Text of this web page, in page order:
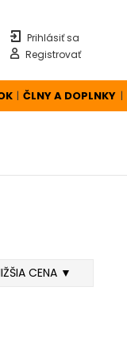
Prihlásiť sa
Registrovať
| ČLNY A DOPLNKY |
CENA ▼